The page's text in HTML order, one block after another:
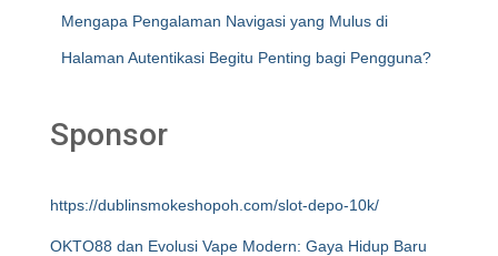
Mengapa Pengalaman Navigasi yang Mulus di
Halaman Autentikasi Begitu Penting bagi Pengguna?
Sponsor
https://dublinsmokeshopoh.com/slot-depo-10k/
OKTO88 dan Evolusi Vape Modern: Gaya Hidup Baru